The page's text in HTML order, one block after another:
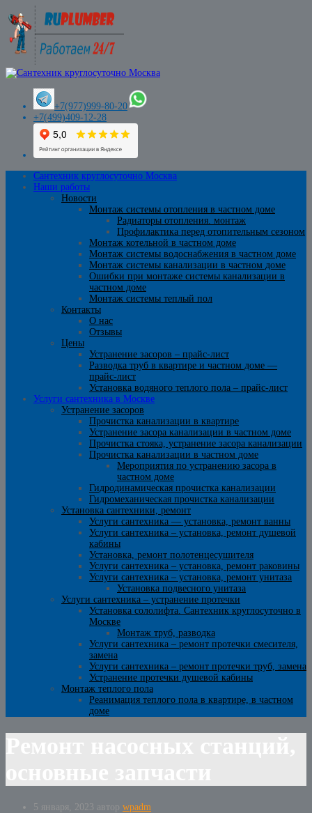
+7(977)999-80-20
+7(499)409-12-28
Сантехник круглосуточно Москва
Наши работы
Новости
Монтаж системы отопления в частном доме
Радиаторы отопления. монтаж
Профилактика перед отопительным сезоном
Монтаж котельной в частном доме
Монтаж системы водоснабжения в частном доме
Монтаж системы канализации в частном доме
Ошибки при монтаже системы канализации в
частном доме
Монтаж системы теплый пол
Контакты
О нас
Отзывы
Цены
Устранение засоров – прайс-лист
Разводка труб в квартире и частном доме —
прайс-лист
Установка водяного теплого пола – прайс-лист
Услуги сантехника в Москве
Устранение засоров
Прочистка канализации в квартире
Устранение засора канализации в частном доме
Прочистка стояка, устранение засора канализации
Прочистка канализации в частном доме
Мероприятия по устранению засора в
частном доме
Гидродинамическая прочистка канализации
Гидромеханическая прочистка канализации
Установка сантехники, ремонт
Услуги сантехника — установка, ремонт ванны
Услуги сантехника – установка, ремонт душевой
кабины
Установка, ремонт полотенцесушителя
Услуги сантехника – установка, ремонт раковины
Услуги сантехника – установка, ремонт унитаза
Установка подвесного унитаза
Услуги сантехника – устранение протечки
Установка сололифта. Сантехник круглосуточно в
Москве
Монтаж труб, разводка
Услуги сантехника – ремонт протечки смесителя,
замена
Услуги сантехника – ремонт протечки труб, замена
Устранение протечки душевой кабины
Монтаж теплого пола
Реанимация теплого пола в квартире, в частном
доме
5 января, 2023 автор wpadm